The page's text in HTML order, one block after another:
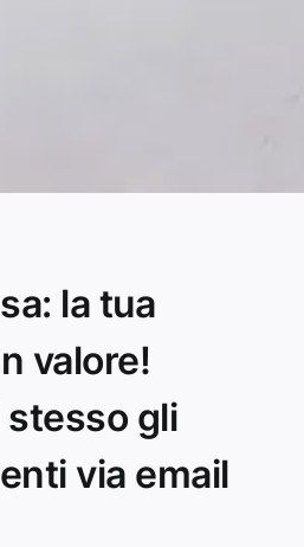
la tua
valore!
stesso gli
via email